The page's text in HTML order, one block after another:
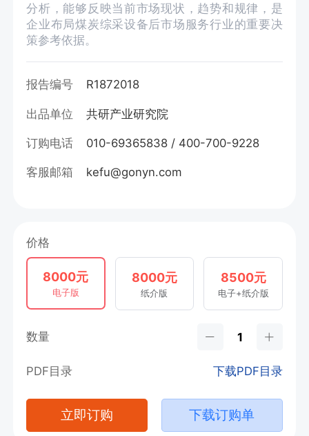
分析，能够反映当前市场现状，趋势和规律，是
企业布局煤炭综采设备后市场服务行业的重要决
策参考依据。
报告编号 R1872018
出品单位 共研产业研究院
订购电话 010-69365838 / 400-700-9228
客服邮箱 kefu@gonyn.com
价格
8000元
电子版
8000元
纸介版
8500元
电子+纸介版
数量
PDF目录 下载PDF目录
立即订购 下载订购单